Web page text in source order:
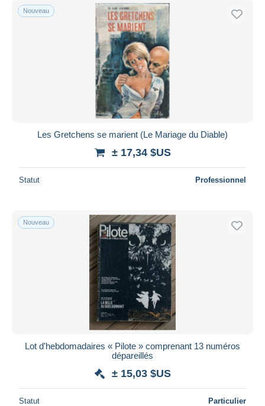
Nouveau
Les Gretchens se marient (Le Mariage du Diable)
± 17,34 $US
Statut Professionnel
Nouveau
Lot d'hebdomadaires « Pilote » comprenant 13 numéros
dépareillés
± 15,03 $US
Statut Particulier